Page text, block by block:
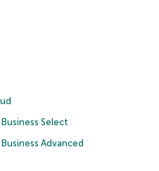
Select
Advanced